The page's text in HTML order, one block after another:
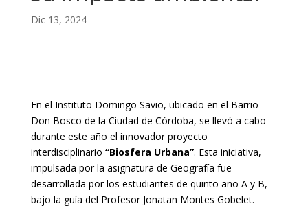
Dic 13, 2024
En el Instituto Domingo Savio, ubicado en el Barrio
Don Bosco de la Ciudad de Córdoba, se llevó a cabo
durante este año el innovador proyecto
interdisciplinario “Biosfera Urbana”. Esta iniciativa,
impulsada por la asignatura de Geografía fue
desarrollada por los estudiantes de quinto año A y B,
bajo la guía del Profesor Jonatan Montes Gobelet.